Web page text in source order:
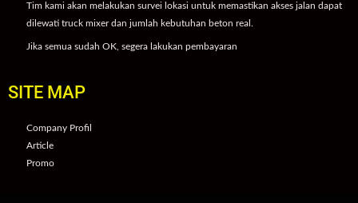
Tim kami akan melakukan survei lokasi untuk memastikan akses jalan dapat
dilewati truck mixer dan jumlah kebutuhan beton real.
Jika semua sudah OK, segera lakukan pembayaran
SITE MAP
Company Profil
Article
Promo